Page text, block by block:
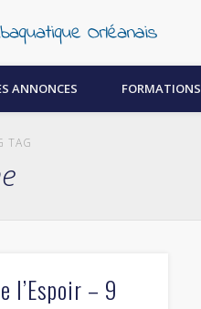
à Orléans !
ANNONCES FORMATIONS
TAG
l’Espoir – 9